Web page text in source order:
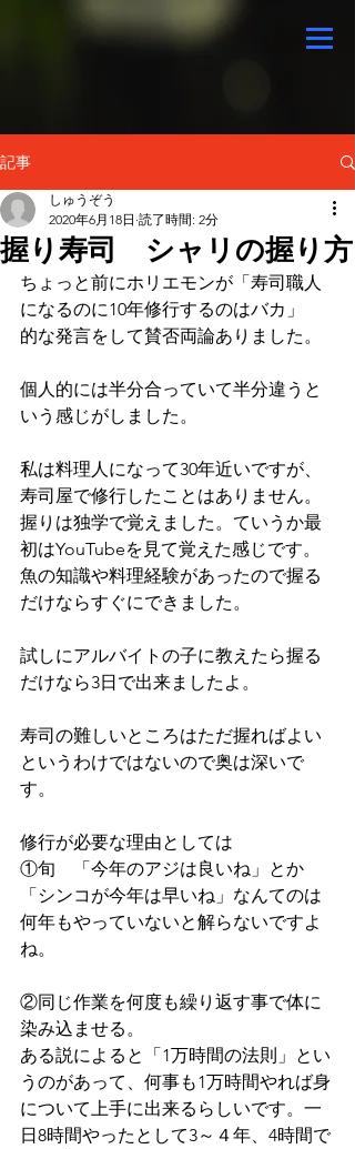
記事
握り寿司 シャリの握り方
しゅうぞう
2020年6月18日 読了時間: 2分
ちょっと前にホリエモンが「寿司職人
になるのに10年修行するのはバカ」
的な発言をして賛否両論ありました。
個人的には半分合っていて半分違うと
いう感じがしました。
私は料理人になって30年近いですが、
寿司屋で修行したことはありません。
握りは独学で覚えました。ていうか最
初はYouTubeを見て覚えた感じです。
魚の知識や料理経験があったので握る
だけならすぐにできました。
試しにアルバイトの子に教えたら握る
だけなら3日で出来ましたよ。
寿司の難しいところはただ握ればよい
というわけではないので奥は深いで
す。
修行が必要な理由としては
①旬　「今年のアジは良いね」とか
「シンコが今年は早いね」なんてのは
何年もやっていないと解らないですよ
ね。
②同じ作業を何度も繰り返す事で体に
染み込ませる。
ある説によると「1万時間の法則」とい
うのがあって、何事も1万時間やれば身
について上手に出来るらしいです。一
日8時間やったとして3～４年、4時間で